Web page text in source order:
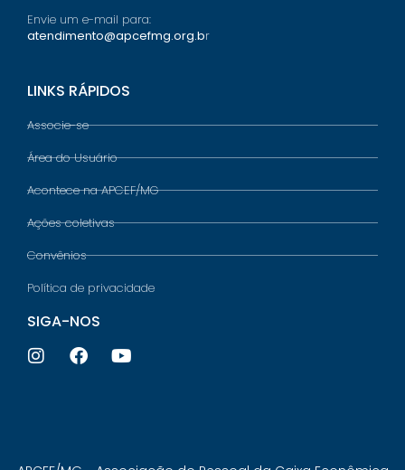
Envie um e-mail para:
atendimento@apcefmg.org.br
LINKS RÁPIDOS
Associe-se
Área do Usuário
Acontece na APCEF/MG
Ações coletivas
Convênios
Política de privacidade
SIGA-NOS